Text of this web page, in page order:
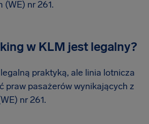
(WE) nr 261.
w KLM jest legalny?
praktyką, ale linia lotnicza
praw pasażerów wynikających z
nr 261.